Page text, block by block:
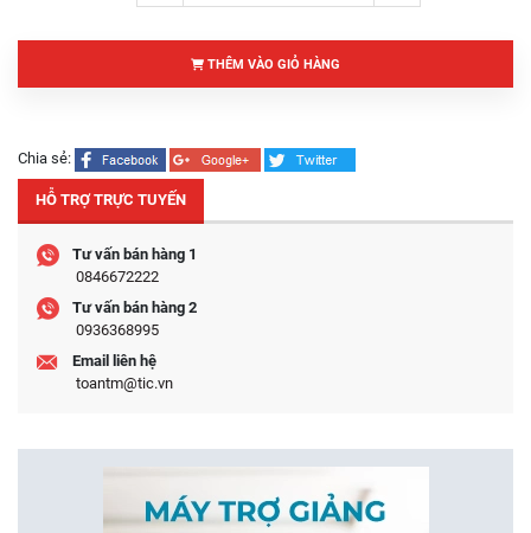
THÊM VÀO GIỎ HÀNG
Chia sẻ:
HỖ TRỢ TRỰC TUYẾN
Tư vấn bán hàng 1
0846672222
Tư vấn bán hàng 2
0936368995
Email liên hệ
toantm@tic.vn